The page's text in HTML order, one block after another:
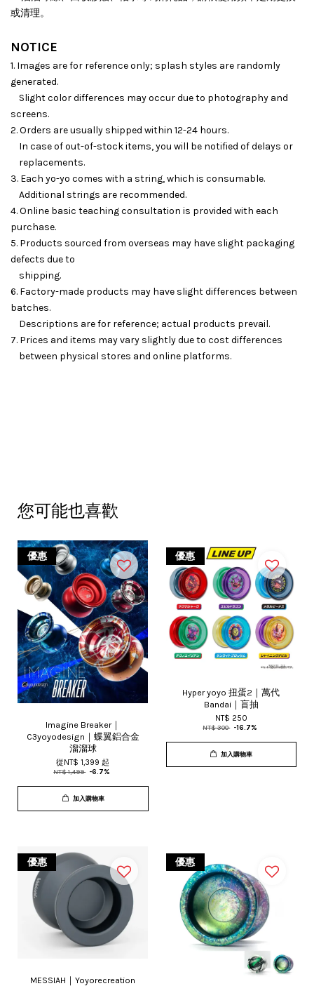
或清理。
NOTICE
1. Images are for reference only; splash styles are randomly
generated.
Slight color differences may occur due to photography and
screens.
2. Orders are usually shipped within 12-24 hours.
In case of out-of-stock items, you will be notified of delays or
replacements.
3. Each yo-yo comes with a string, which is consumable.
Additional strings are recommended.
4. Online basic teaching consultation is provided with each
purchase.
5. Products sourced from overseas may have slight packaging
defects due to
shipping.
6. Factory-made products may have slight differences between
batches.
Descriptions are for reference; actual products prevail.
7. Prices and items may vary slightly due to cost differences
between physical stores and online platforms.
您可能也喜歡
優惠
Imagine Breaker｜
C3yoyodesign｜蝶翼鋁合金
溜溜球
從NT$ 1,399起
NT$ 1,499 -6.7%
加入購物車
優惠
Hyper yoyo 扭蛋2｜萬代
Bandai｜盲抽
NT$ 250
NT$ 300 -16.7%
加入購物車
優惠
MESSIAH｜Yoyorecreation
優惠